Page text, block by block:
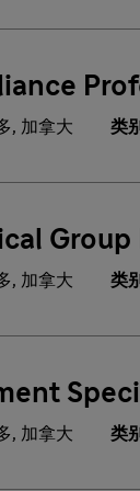
, 加拿大 类
, 加拿大 类
, 加拿大 类